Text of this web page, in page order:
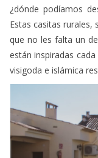
¿dónde podíamos
Estas casitas rurales,
que no les falta un
están inspiradas
visigoda e islámica